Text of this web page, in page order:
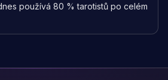
používá 80 % tarotistů po celém